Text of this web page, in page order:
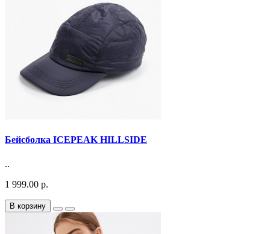
Бейсболка ICEPEAK HILLSIDE
..
1 999.00 р.
В корзину